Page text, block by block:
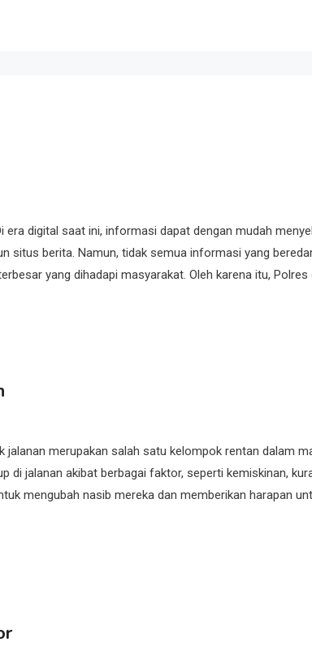
era digital saat ini, informasi dapat dengan mudah
situs berita. Namun, tidak semua informasi yang
yang dihadapi masyarakat. Oleh karena itu, Polres
jalanan merupakan salah satu kelompok rentan dalam
di jalanan akibat berbagai faktor, seperti kemiskinan,
mengubah nasib mereka dan memberikan harapan